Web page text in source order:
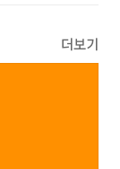
더보기